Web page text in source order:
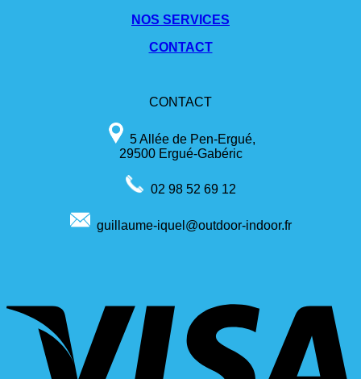
NOS SERVICES
CONTACT
CONTACT
5 Allée de Pen-Ergué,
29500 Ergué-Gabéric
02 98 52 69 12
guillaume-iquel@outdoor-indoor.fr